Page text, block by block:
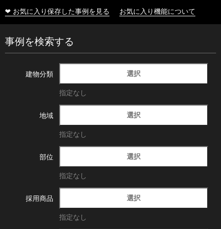
❤ お気に入り保存した事例を見る お気に入り機能について
事例を検索する
建物分類 選択
指定なし
地域 選択
指定なし
部位 選択
指定なし
採用商品 選択
指定なし